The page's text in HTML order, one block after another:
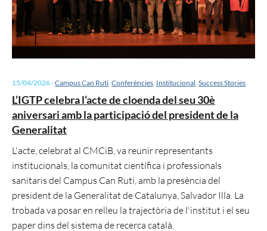
15/04/2026-Campus Can Ruti Conferències Institucional Success Stories
L’IGTP celebra l’acte de cloenda del seu 30è
aniversari amb la participació del president de la
Generalitat
L'acte, celebrat al CMCiB, va reunir representants
institucionals, la comunitat científica i professionals
sanitaris del Campus Can Ruti, amb la presència del
president de la Generalitat de Catalunya, Salvador Illa. La
trobada va posar en relleu la trajectòria de l'institut i el seu
paper dins del sistema de recerca català.